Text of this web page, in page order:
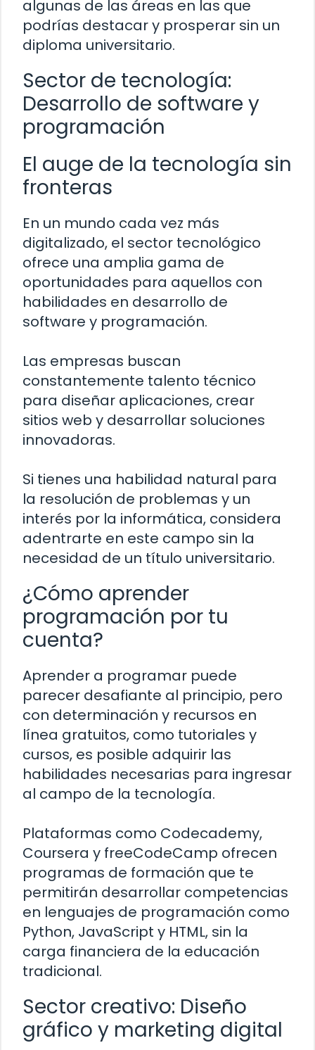
algunas de las áreas en las que
podrías destacar y prosperar sin un
diploma universitario.
Sector de tecnología:
Desarrollo de software y
programación
El auge de la tecnología sin
fronteras
En un mundo cada vez más
digitalizado, el sector tecnológico
ofrece una amplia gama de
oportunidades para aquellos con
habilidades en desarrollo de
software y programación.
Las empresas buscan
constantemente talento técnico
para diseñar aplicaciones, crear
sitios web y desarrollar soluciones
innovadoras.
Si tienes una habilidad natural para
la resolución de problemas y un
interés por la informática, considera
adentrarte en este campo sin la
necesidad de un título universitario.
¿Cómo aprender
programación por tu
cuenta?
Aprender a programar puede
parecer desafiante al principio, pero
con determinación y recursos en
línea gratuitos, como tutoriales y
cursos, es posible adquirir las
habilidades necesarias para ingresar
al campo de la tecnología.
Plataformas como Codecademy,
Coursera y freeCodeCamp ofrecen
programas de formación que te
permitirán desarrollar competencias
en lenguajes de programación como
Python, JavaScript y HTML, sin la
carga financiera de la educación
tradicional.
Sector creativo: Diseño
gráfico y marketing digital